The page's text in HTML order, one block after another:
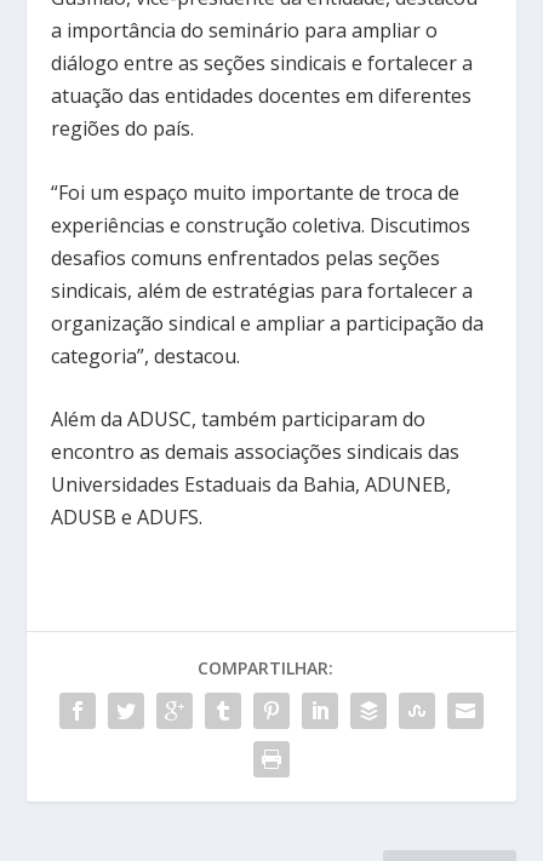
a importância do seminário para ampliar o
diálogo entre as seções sindicais e fortalecer a
atuação das entidades docentes em diferentes
regiões do país.
“Foi um espaço muito importante de troca de
experiências e construção coletiva. Discutimos
desafios comuns enfrentados pelas seções
sindicais, além de estratégias para fortalecer a
organização sindical e ampliar a participação da
categoria”, destacou.
Além da ADUSC, também participaram do
encontro as demais associações sindicais das
Universidades Estaduais da Bahia, ADUNEB,
ADUSB e ADUFS.
COMPARTILHAR: